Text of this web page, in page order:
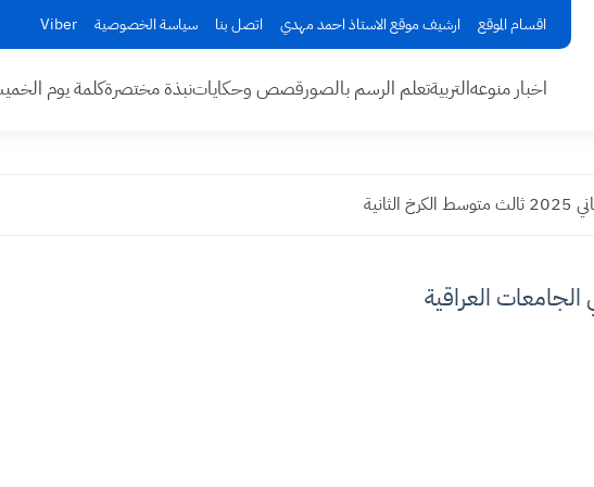
اقسام الموقع ارشيف موقع الاستاذ احمد مهدي اتصل بنا سياسة الخصوصية Viber
اخبار منوعهالتربيةتعلم الرسم بالصورقصص وحكاياتنبذة مختصرةكلمة يوم
الجامعات العراقية